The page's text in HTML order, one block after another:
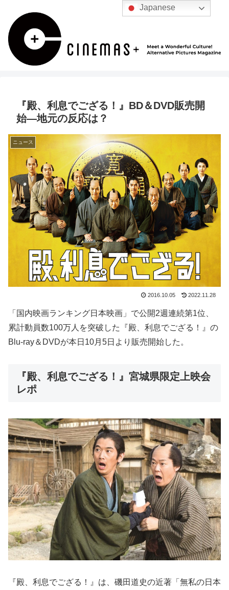
『殿、利息でござる！』BD＆DVD販売開
始―地元の反応は？
ニュース
2016.10.05 2022.11.28
「国内映画ランキング日本映画」で公開2週連続第1位、
累計動員数100万人を突破した『殿、利息でござる！』の
Blu-ray＆DVDが本日10月5日より販売開始した。
『殿、利息でござる！』宮城県限定上映会
レポ
『殿、利息でござる！』は、磯田道史の近著「無私の日本
Japanese